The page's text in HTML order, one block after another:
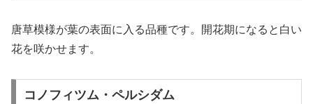
唐草模様が葉の表面に入る品種です。開花期になると白い
花を咲かせます。
コノフィツム・ペルシダム